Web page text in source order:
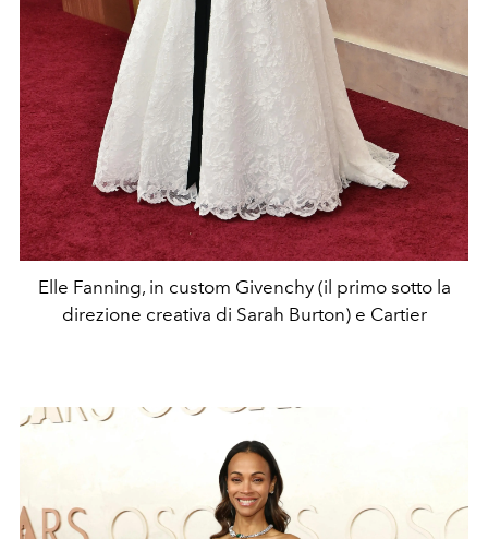
Elle Fanning, in custom Givenchy (il primo sotto la
direzione creativa di Sarah Burton) e Cartier